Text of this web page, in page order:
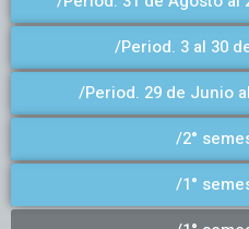
/Period. 3 al 30
/Period. 29 de Junio
/2°
/1°